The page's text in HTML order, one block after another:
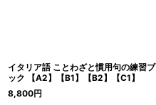
イタリア語 ことわざと慣用句の練習ブ
ック 【A2】【B1】【B2】【C1】
8,800円